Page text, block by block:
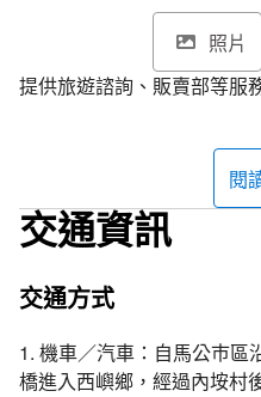
照片
提供旅遊諮詢、販賣部等服
閱
交通資訊
交通方式
1. 機車／汽車：自馬公巿區
橋進入西嶼鄉，經過內垵村